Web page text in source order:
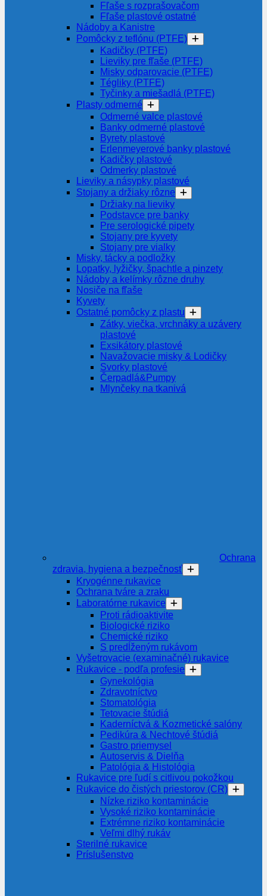
Fľaše s rozprašovačom
Fľaše plastové ostatné
Nádoby a Kanistre
Pomôcky z teflónu (PTFE)
Kadičky (PTFE)
Lieviky pre fľaše (PTFE)
Misky odparovacie (PTFE)
Tégliky (PTFE)
Tyčinky a miešadlá (PTFE)
Plasty odmerné
Odmerné valce plastové
Banky odmerné plastové
Byrety plastové
Erlenmeyerové banky plastové
Kadičky plastové
Odmerky plastové
Lieviky a násypky plastové
Stojany a držiaky rôzne
Držiaky na lieviky
Podstavce pre banky
Pre serologické pipety
Stojany pre kyvety
Stojany pre vialky
Misky, tácky a podložky
Lopatky, lyžičky, špachtle a pinzety
Nádoby a kelímky rôzne druhy
Nosiče na fľaše
Kyvety
Ostatné pomôcky z plastu
Zátky, viečka, vrchnáky a uzávery
plastové
Exsikátory plastové
Navažovacie misky & Lodičky
Svorky plastové
Čerpadlá&Pumpy
Mlynčeky na tkanivá
Ochrana
zdravia, hygiena a bezpečnosť
Kryogénne rukavice
Ochrana tváre a zraku
Laboratórne rukavice
Proti rádioaktivite
Biologické riziko
Chemické riziko
S predĺženým rukávom
Vyšetrovacie (examinačné) rukavice
Rukavice - podľa profesie
Gynekológia
Zdravotníctvo
Stomatológia
Tetovacie štúdiá
Kaderníctvá & Kozmetické salóny
Pedikúra & Nechtové štúdiá
Gastro priemysel
Autoservis & Dielňa
Patológia & Histológia
Rukavice pre ľudí s citlivou pokožkou
Rukavice do čistých priestorov (CR)
Nízke riziko kontaminácie
Vysoké riziko kontaminácie
Extrémne riziko kontaminácie
Veľmi dlhý rukáv
Sterilné rukavice
Príslušenstvo